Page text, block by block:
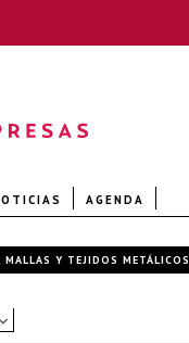
AGENDA
MALLAS Y TEJIDOS METÁLICOS